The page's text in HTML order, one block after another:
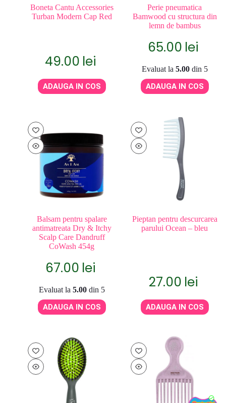
Boneta Cantu Accessories
Turban Modern Cap Red
49.00 lei
ADAUGA IN COS
Perie pneumatica
Bamwood cu structura din
lemn de bambus
65.00 lei
Evaluat la 5.00din 5
ADAUGA IN COS
Balsam pentru spalare
antimatreata Dry & Itchy
Scalp Care Dandruff
CoWash 454g
67.00 lei
Evaluat la 5.00din 5
ADAUGA IN COS
Pieptan pentru descurcarea
parului Ocean – bleu
27.00 lei
ADAUGA IN COS